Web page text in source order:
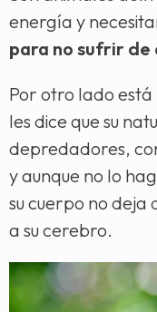
energía y
para no sufrir de
Por otro lado
les dice que su
depredadores,
y aunque no lo
su cuerpo no
a su cerebro.